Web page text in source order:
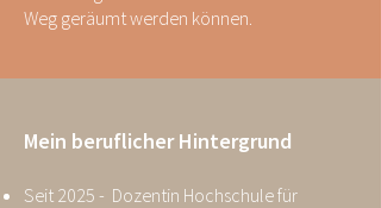
Weg geräumt werden können.
Mein beruflicher Hintergrund
Seit 2025 - Dozentin Hochschule für